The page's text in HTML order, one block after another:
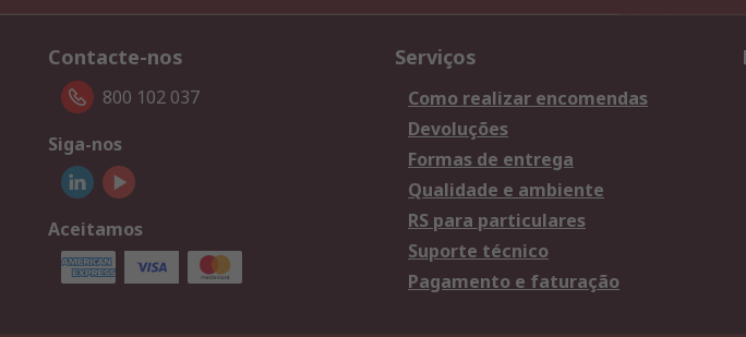
Contacte-nos
800 102 037
Siga-nos
Aceitamos
Serviços
Como realizar encomendas
Devoluções
Formas de entrega
Qualidade e ambiente
RS para particulares
Suporte técnico
Pagamento e faturação